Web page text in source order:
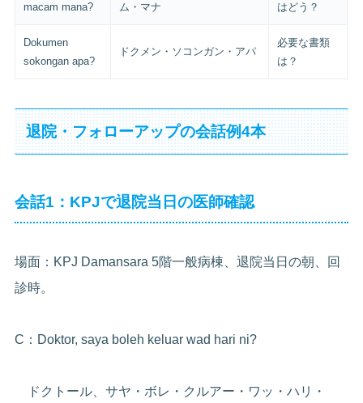
macam mana?
ム・マナ
はどう？
Dokumen
sokongan apa?
ドクメン・ソコンガン・アパ
必要な書類
は？
退院・フォローアップの会話例4本
会話1：KPJで退院当日の医師確認
場面：KPJ Damansara 5階一般病棟、退院当日の朝、回
診時。
C：Doktor, saya boleh keluar wad hari ni?
ドクトール、サヤ・ボレ・クルアー・ワッ・ハリ・